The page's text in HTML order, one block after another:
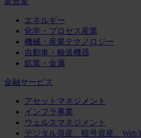
エネルギー
化学・プロセス産業
機械・産業テクノロジー
自動車・輸送機器
鉱業・金属
金融サービス
アセットマネジメント
インフラ事業
ウェルスマネジメント
デジタル資産、暗号資産、Web3